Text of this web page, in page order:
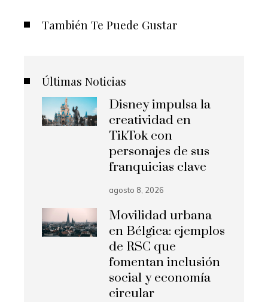
También Te Puede Gustar
Últimas Noticias
Disney impulsa la
creatividad en
TikTok con
personajes de sus
franquicias clave
agosto 8, 2026
Movilidad urbana
en Bélgica: ejemplos
de RSC que
fomentan inclusión
social y economía
circular